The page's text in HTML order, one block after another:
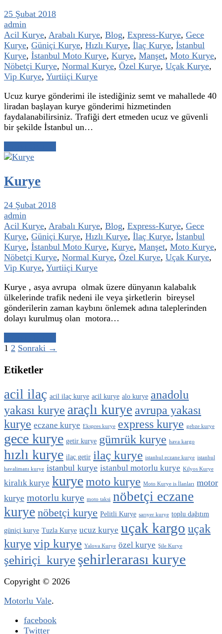
25 Şubat 2018
admin
Acil Kurye, Arabalı Kurye, Blog, Express-Kurye, Gece
Kurye, Güniçi Kurye, Hızlı Kurye, İlaç Kurye, İstanbul
Kurye, İstanbul Moto Kurye, Kurye, Manşet, Moto Kurye,
Nöbetçi Kurye, Normal Kurye, Özel Kurye, Uçak Kurye,
Vip Kurye, Yurtiiçi Kurye
Ucuz kurye gönderimi ile istediğiniz semt ve mahallede 40
liradan başlayan kurye gönderimi hizmetinden
faydalanabilirsiniz. Trafiği dert etmeden ucuz ve güvenli
bir şekilde İstanbul un…
Kurye
24 Şubat 2018
admin
Acil Kurye, Arabalı Kurye, Blog, Express-Kurye, Gece
Kurye, Güniçi Kurye, Hızlı Kurye, İlaç Kurye, İstanbul
Kurye, İstanbul Moto Kurye, Kurye, Manşet, Moto Kurye,
Nöbetçi Kurye, Normal Kurye, Özel Kurye, Uçak Kurye,
Vip Kurye, Yurtiiçi Kurye
Kurye , asya avrupa olmak üzere dünyanın kalabalık
ülkelerinde trafik nedeni ile veya şirketlerin bireysel
gönderilerin zaman kaybını önlemek adına taleplerinden
dolayı kurulmuş olan motora…
1 2 Sonraki →
Etiketler
acil ilaç acil ilaç kurye acil kurye alo kurye anadolu
yakası kurye araçlı kurye avrupa yakası
kurye eczane kurye Ekspres kurye express kurye gebze kurye
gece kurye getir kurye gümrük kurye hava kargo
hızlı kurye ilaç getir ilaç kurye istanbul eczane kurye istanbul
havalimanı kurye istanbul kurye istanbul motorlu kurye Kilyos Kurye
kiralık kurye kuryemoto kurye Moto Kurye is İlanları motor
kurye motorlu kurye moto taksi nöbetçi eczane
kurye nöbetçi kurye Pelitli Kurye sarıyer kurye toplu dağıtım
güniçi kurye Tuzla Kurye ucuz kurye uçak kargo uçak
kurye vip kurye Yalova Kurye özel kurye Şile Kurye
şehiriçi kurye şehirlerarası kurye
Copyright © 2026
Motorlu Vale.
facebook
Twitter